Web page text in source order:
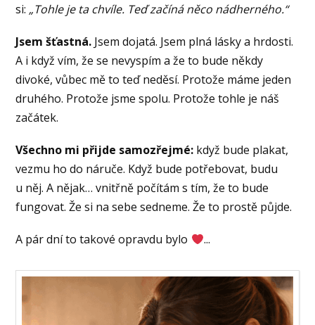
si: „Tohle je ta chvíle. Teď začíná něco nádherného.“
Jsem šťastná. Jsem dojatá. Jsem plná lásky a hrdosti.
A i když vím, že se nevyspím a že to bude někdy
divoké, vůbec mě to teď neděsí. Protože máme jeden
druhého. Protože jsme spolu. Protože tohle je náš
začátek.
Všechno mi přijde samozřejmé: když bude plakat,
vezmu ho do náruče. Když bude potřebovat, budu
u něj. A nějak… vnitřně počítám s tím, že to bude
fungovat. Že si na sebe sedneme. Že to prostě půjde.
A pár dní to takové opravdu bylo ...